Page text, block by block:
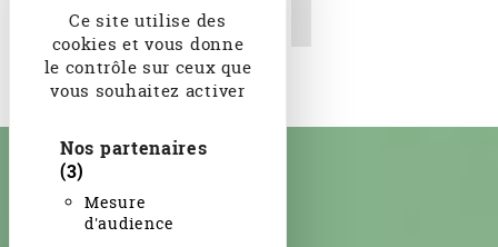
Ce site utilise des
cookies et vous donne
le contrôle sur ceux que
vous souhaitez activer
Nos partenaires
(3)
Mesure
d'audience
guerre pour piano, op. 111
H. Kowalski. 1916